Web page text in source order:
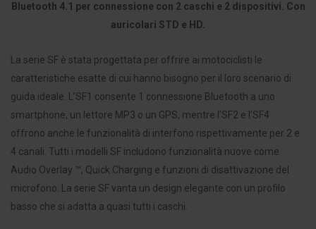
Bluetooth 4.1 per connessione con 2 caschi e 2 dispositivi. Con
auricolari STD e HD.
La serie SF è stata progettata per offrire ai motociclisti le
caratteristiche esatte di cui hanno bisogno per il loro scenario di
guida ideale. L’SF1 consente 1 connessione Bluetooth a uno
smartphone, un lettore MP3 o un GPS, mentre l’SF2 e l’SF4
offrono anche le funzionalità di interfono rispettivamente per 2 e
4 canali. Tutti i modelli SF includono funzionalità nuove come
Audio Overlay ™, Quick Charging e funzioni di disattivazione del
microfono. La serie SF vanta un design elegante con un profilo
basso che si adatta a quasi tutti i caschi.